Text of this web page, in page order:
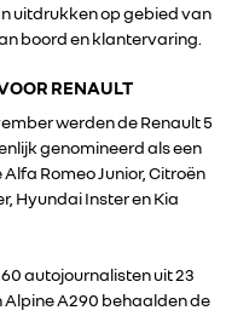
uitdrukken op gebied van
boord en klantervaring.
RENAULT
werden de Renault 5
genomineerd als een
Romeo Junior, Citroën
Hyundai Inster en Kia
autojournalisten uit 23
Alpine A290 behaalden de